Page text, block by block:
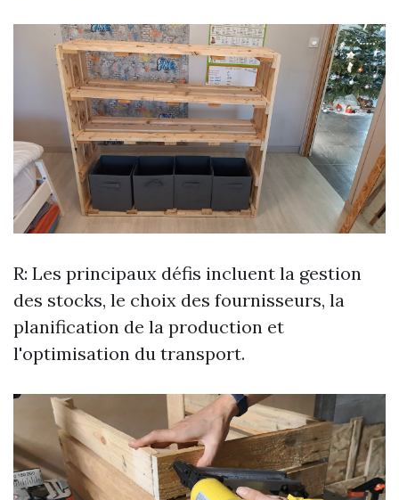
R: Les principaux défis incluent la gestion
des stocks, le choix des fournisseurs, la
planification de la production et
l'optimisation du transport.